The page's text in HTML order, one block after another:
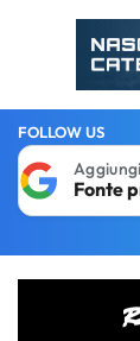
FOLLOW US
Fonte